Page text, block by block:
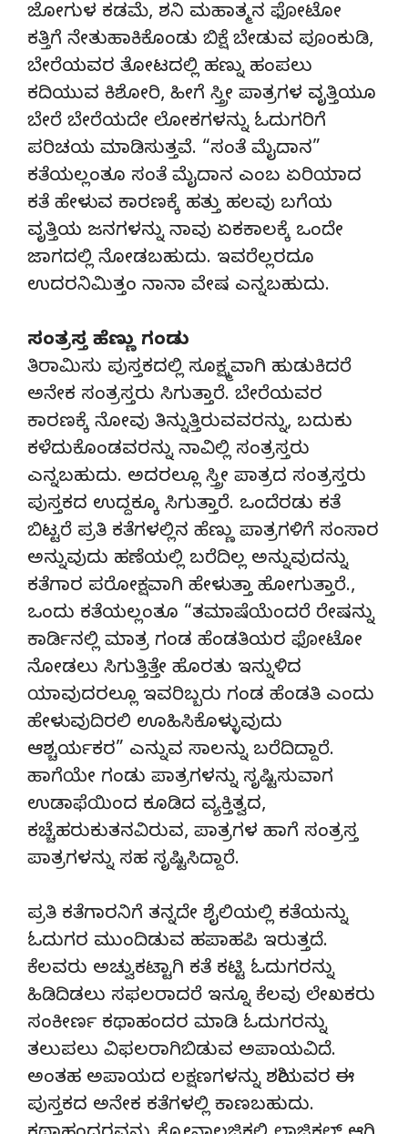
ಜೋಗುಳ ಕಡಮೆ, ಶನಿ ಮಹಾತ್ಮನ ಫೋಟೋ
ಕತ್ತಿಗೆ ನೇತುಹಾಕಿಕೊಂಡು ಬಿಕ್ಷೆ ಬೇಡುವ ಪೂಂಕುಡಿ,
ಬೇರೆಯವರ ತೋಟದಲ್ಲಿ ಹಣ್ನು ಹಂಪಲು
ಕದಿಯುವ ಕಿಶೋರಿ, ಹೀಗೆ ಸ್ತ್ರೀ ಪಾತ್ರಗಳ ವೃತ್ತಿಯೂ
ಬೇರೆ ಬೇರೆಯದೇ ಲೋಕಗಳನ್ನು ಓದುಗರಿಗೆ
ಪರಿಚಯ ಮಾಡಿಸುತ್ತವೆ. “ಸಂತೆ ಮೈದಾನ”
ಕತೆಯಲ್ಲಂತೂ ಸಂತೆ ಮೈದಾನ ಎಂಬ ಏರಿಯಾದ
ಕತೆ ಹೇಳುವ ಕಾರಣಕ್ಕೆ ಹತ್ತು ಹಲವು ಬಗೆಯ
ವೃತ್ತಿಯ ಜನಗಳನ್ನು ನಾವು ಏಕಕಾಲಕ್ಕೆ ಒಂದೇ
ಜಾಗದಲ್ಲಿ ನೋಡಬಹುದು. ಇವರೆಲ್ಲರದೂ
ಉದರನಿಮಿತ್ತಂ ನಾನಾ ವೇಷ ಎನ್ನಬಹುದು.
ಸಂತ್ರಸ್ತ ಹೆಣ್ಣು ಗಂಡು
ತಿರಾಮಿಸು ಪುಸ್ತಕದಲ್ಲಿ ಸೂಕ್ಷ್ಮವಾಗಿ ಹುಡುಕಿದರೆ
ಅನೇಕ ಸಂತ್ರಸ್ತರು ಸಿಗುತ್ತಾರೆ. ಬೇರೆಯವರ
ಕಾರಣಕ್ಕೆ ನೋವು ತಿನ್ನುತ್ತಿರುವವರನ್ನು, ಬದುಕು
ಕಳೆದುಕೊಂಡವರನ್ನು ನಾವಿಲ್ಲಿ ಸಂತ್ರಸ್ತರು
ಎನ್ನಬಹುದು. ಅದರಲ್ಲೂ ಸ್ತ್ರೀ ಪಾತ್ರದ ಸಂತ್ರಸ್ತರು
ಪುಸ್ತಕದ ಉದ್ದಕ್ಕೂ ಸಿಗುತ್ತಾರೆ. ಒಂದೆರಡು ಕತೆ
ಬಿಟ್ಟರೆ ಪ್ರತಿ ಕತೆಗಳಲ್ಲಿನ ಹೆಣ್ಣು ಪಾತ್ರಗಳಿಗೆ ಸಂಸಾರ
ಅನ್ನುವುದು ಹಣೆಯಲ್ಲಿ ಬರೆದಿಲ್ಲ ಅನ್ನುವುದನ್ನು
ಕತೆಗಾರ ಪರೋಕ್ಷವಾಗಿ ಹೇಳುತ್ತಾ ಹೋಗುತ್ತಾರೆ.,
ಒಂದು ಕತೆಯಲ್ಲಂತೂ “ತಮಾಷೆಯೆಂದರೆ ರೇಷನ್ನು
ಕಾರ್ಡಿನಲ್ಲಿ ಮಾತ್ರ ಗಂಡ ಹೆಂಡತಿಯರ ಫೋಟೋ
ನೋಡಲು ಸಿಗುತ್ತಿತ್ತೇ ಹೊರತು ಇನ್ನುಳಿದ
ಯಾವುದರಲ್ಲೂ ಇವರಿಬ್ಬರು ಗಂಡ ಹೆಂಡತಿ ಎಂದು
ಹೇಳುವುದಿರಲಿ ಊಹಿಸಿಕೊಳ್ಳುವುದು
ಆಶ್ಚರ್ಯಕರ” ಎನ್ನುವ ಸಾಲನ್ನು ಬರೆದಿದ್ದಾರೆ.
ಹಾಗೆಯೇ ಗಂಡು ಪಾತ್ರಗಳನ್ನು ಸೃಷ್ಟಿಸುವಾಗ
ಉಡಾಫೆಯಿಂದ ಕೂಡಿದ ವ್ಯಕ್ತಿತ್ವದ,
ಕಚ್ಚೆಹರುಕುತನವಿರುವ, ಪಾತ್ರಗಳ ಹಾಗೆ ಸಂತ್ರಸ್ತ
ಪಾತ್ರಗಳನ್ನು ಸಹ ಸೃಷ್ಟಿಸಿದ್ದಾರೆ.
ಪ್ರತಿ ಕತೆಗಾರನಿಗೆ ತನ್ನದೇ ಶೈಲಿಯಲ್ಲಿ ಕತೆಯನ್ನು
ಓದುಗರ ಮುಂದಿಡುವ ಹಪಾಹಪಿ ಇರುತ್ತದೆ.
ಕೆಲವರು ಅಚ್ವುಕಟ್ಟಾಗಿ ಕತೆ ಕಟ್ಟಿ ಓದುಗರನ್ನು
ಹಿಡಿದಿಡಲು ಸಫಲರಾದರೆ ಇನ್ನೂ ಕೆಲವು ಲೇಖಕರು
ಸಂಕೀರ್ಣ ಕಥಾಹಂದರ ಮಾಡಿ ಓದುಗರನ್ನು
ತಲುಪಲು ವಿಫಲರಾಗಿಬಿಡುವ ಅಪಾಯವಿದೆ.
ಅಂತಹ ಅಪಾಯದ ಲಕ್ಷಣಗಳನ್ನು ಶಶಿಯವರ ಈ
ಪುಸ್ತಕದ ಅನೇಕ ಕತೆಗಳಲ್ಲಿ ಕಾಣಬಹುದು.